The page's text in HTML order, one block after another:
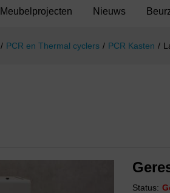
Meubelprojecten Nieuws
/ PCR en Thermal cyclers / PCR Kasten /
Status: